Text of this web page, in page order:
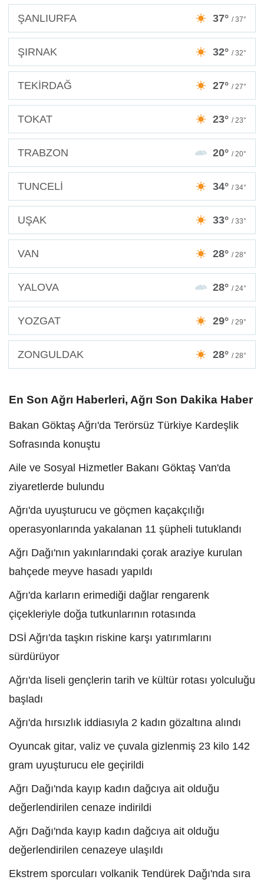
ŞANLIURFA 37° / 37°
ŞIRNAK 32° / 32°
TEKİRDAĞ 27° / 27°
TOKAT 23° / 23°
TRABZON 20° / 20°
TUNCELİ 34° / 34°
UŞAK 33° / 33°
VAN 28° / 28°
YALOVA 28° / 24°
YOZGAT 29° / 29°
ZONGULDAK 28° / 28°
En Son Ağrı Haberleri, Ağrı Son Dakika Haber
Bakan Göktaş Ağrı'da Terörsüz Türkiye Kardeşlik
Sofrasında konuştu
Aile ve Sosyal Hizmetler Bakanı Göktaş Van'da
ziyaretlerde bulundu
Ağrı'da uyuşturucu ve göçmen kaçakçılığı
operasyonlarında yakalanan 11 şüpheli tutuklandı
Ağrı Dağı'nın yakınlarındaki çorak araziye kurulan
bahçede meyve hasadı yapıldı
Ağrı'da karların erimediği dağlar rengarenk
çiçekleriyle doğa tutkunlarının rotasında
DSİ Ağrı'da taşkın riskine karşı yatırımlarını
sürdürüyor
Ağrı'da liseli gençlerin tarih ve kültür rotası yolculuğu
başladı
Ağrı'da hırsızlık iddiasıyla 2 kadın gözaltına alındı
Oyuncak gitar, valiz ve çuvala gizlenmiş 23 kilo 142
gram uyuşturucu ele geçirildi
Ağrı Dağı'nda kayıp kadın dağcıya ait olduğu
değerlendirilen cenaze indirildi
Ağrı Dağı'nda kayıp kadın dağcıya ait olduğu
değerlendirilen cenazeye ulaşıldı
Ekstrem sporcuları volkanik Tendürek Dağı'nda sıra